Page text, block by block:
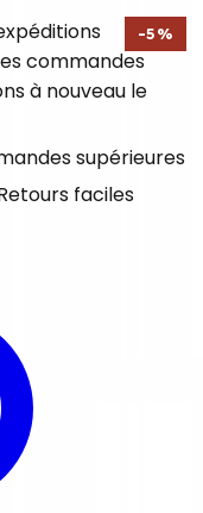
commandes
à nouveau le
supérieures
faciles
-5 %